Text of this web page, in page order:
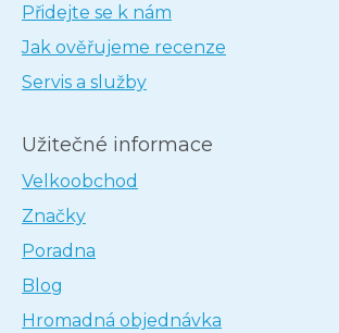
Přidejte se k nám
Jak ověřujeme recenze
Servis a služby
Užitečné informace
Velkoobchod
Značky
Poradna
Blog
Hromadná objednávka